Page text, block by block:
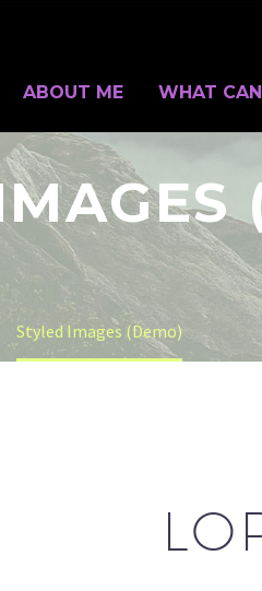
ABOUT ME WHAT
Styled Images (Demo)